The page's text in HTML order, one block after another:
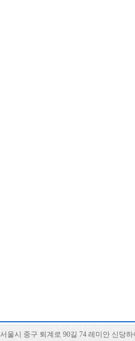
서울시 중구 퇴계로 90길 74 레미안 신당하